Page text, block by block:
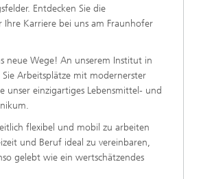
Entdecken Sie die
Karriere bei uns am Fraunhofer
neue Wege! An unserem Institut in
Sie Arbeitsplätze mit modernerster
unser einzigartiges Lebensmittel- und
flexibel und mobil zu arbeiten
und Beruf ideal zu vereinbaren,
gelebt wie ein wertschätzendes